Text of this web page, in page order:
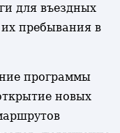
для въездных
пребывания в
программы
новых